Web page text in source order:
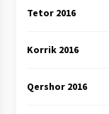
Tetor 2016
Korrik 2016
Qershor 2016